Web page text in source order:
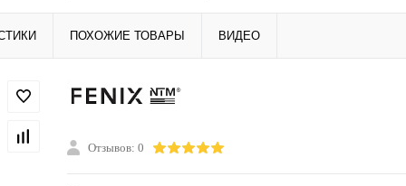
ПОХОЖИЕ ТОВАРЫ ВИДЕО
Отзывов: 0